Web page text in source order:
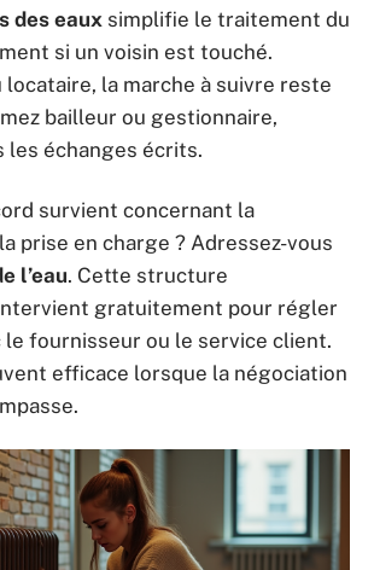
des eaux simplifie le traitement du
si un voisin est touché.
la marche à suivre reste
bailleur ou gestionnaire,
les échanges écrits.
survient concernant la
prise en charge ? Adressez-vous
l’eau. Cette structure
gratuitement pour régler
fournisseur ou le service client.
efficace lorsque la négociation